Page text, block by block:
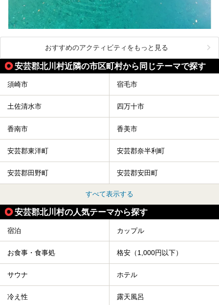
おすすめのアクティビティをもっと見る
安芸郡北川村近隣の市区町村から同じテーマで探す
須崎市 宿毛市
土佐清水市 四万十市
香南市 香美市
安芸郡東洋町 安芸郡奈半利町
安芸郡田野町 安芸郡安田町
すべて表示する
安芸郡北川村の人気テーマから探す
宿泊 カップル
お食事・食事処 格安（1,000円以下）
サウナ ホテル
冷え性 露天風呂